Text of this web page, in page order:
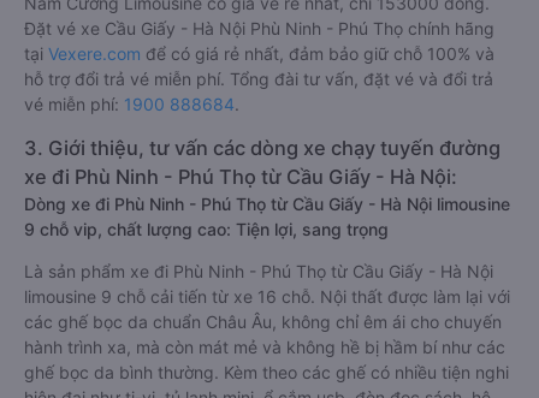
Hiện tại, theo cập nhật mới nhất củaVexere.com, giá vé xe
khách đi Phù Ninh - Phú Thọ từ Cầu Giấy - Hà Nội có mức giá
dao động từ 153000 đồng - 175000 đồng. Trong đó, nhà xe
Nam Cường Limousine có giá vé rẻ nhất, chỉ 153000 đồng.
Đặt vé xe Cầu Giấy - Hà Nội Phù Ninh - Phú Thọ chính hãng
tại Vexere.com để có giá rẻ nhất, đảm bảo giữ chỗ 100% và
hỗ trợ đổi trả vé miễn phí. Tổng đài tư vấn, đặt vé và đổi trả
vé miễn phí: 1900 888684.
3. Giới thiệu, tư vấn các dòng xe chạy tuyến đường
xe đi Phù Ninh - Phú Thọ từ Cầu Giấy - Hà Nội:
Dòng xe đi Phù Ninh - Phú Thọ từ Cầu Giấy - Hà Nội limousine
9 chỗ vip, chất lượng cao: Tiện lợi, sang trọng
Là sản phẩm xe đi Phù Ninh - Phú Thọ từ Cầu Giấy - Hà Nội
limousine 9 chỗ cải tiến từ xe 16 chỗ. Nội thất được làm lại với